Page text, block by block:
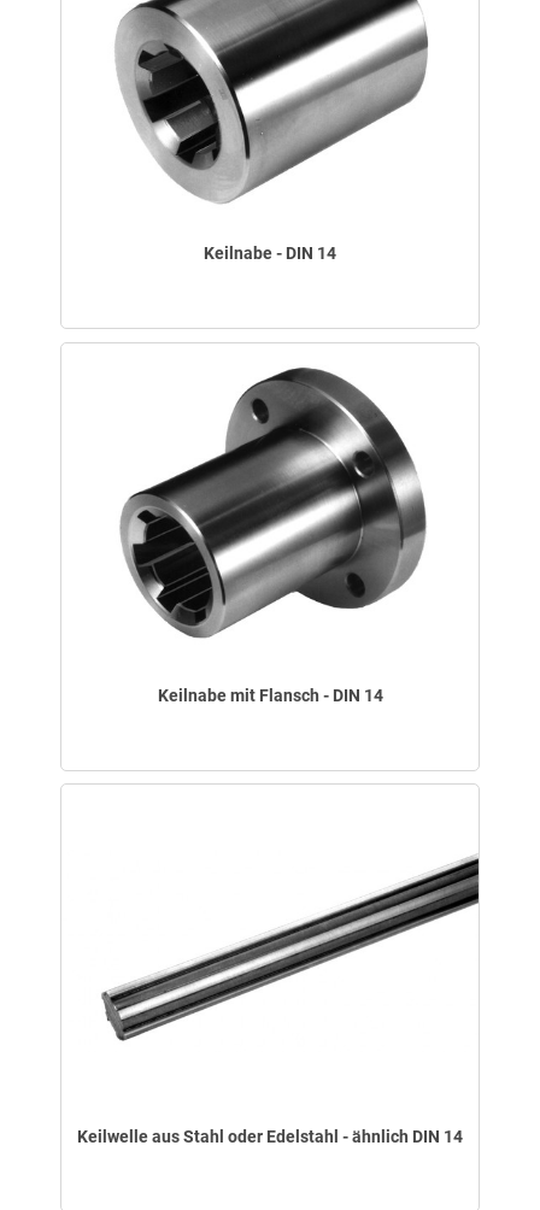
Keilnabe - DIN 14
Keilnabe mit Flansch - DIN 14
Keilwelle aus Stahl oder Edelstahl - ähnlich DIN 14